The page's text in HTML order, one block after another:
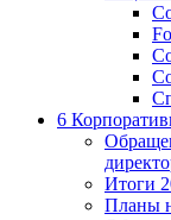
6
Итоги
Планы